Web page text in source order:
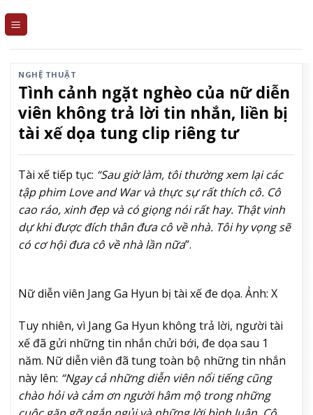
NGHỆ THUẬT
Tình cảnh ngặt nghèo của nữ diễn
viên không trả lời tin nhắn, liền bị
tài xế dọa tung clip riêng tư
Tài xế tiếp tục: “Sau giờ làm, tôi thường xem lại các
tập phim Love and Warvà thực sự rất thích cô. Cô
cao ráo, xinh đẹp và có giọng nói rất hay. Thật vinh
dự khi được đích thân đưa cô về nhà. Tôi hy vọng sẽ
có cơ hội đưa cô về nhà lần nữa”.
Nữ diễn viên Jang Ga Hyun bị tài xế đe dọa. Ảnh: X
Tuy nhiên, vì Jang Ga Hyun không trả lời, người tài
xế đã gửi những tin nhắn chửi bới, đe dọa sau 1
năm. Nữ diễn viên đã tung toàn bộ những tin nhắn
này lên: “Ngay cả những diễn viên nổi tiếng cũng
chào hỏi và cảm ơn người hâm mộ trong những